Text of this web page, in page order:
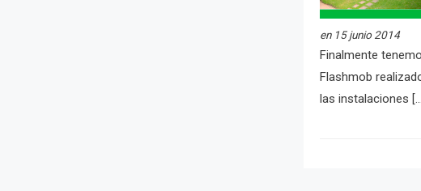
en 15 junio 2014
Finalmente
Flashmob
las instalaciones